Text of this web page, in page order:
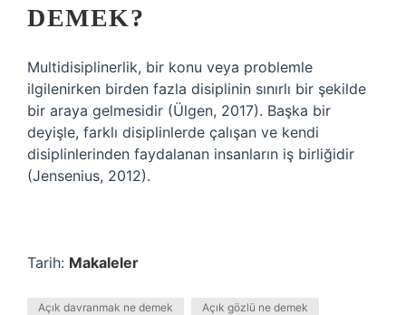
DEMEK?
Multidisiplinerlik, bir konu veya problemle
ilgilenirken birden fazla disiplinin sınırlı bir şekilde
bir araya gelmesidir (Ülgen, 2017). Başka bir
deyişle, farklı disiplinlerde çalışan ve kendi
disiplinlerinden faydalanan insanların iş birliğidir
(Jensenius, 2012).
Tarih: Makaleler
Açık davranmak ne demek Açık gözlü ne demek